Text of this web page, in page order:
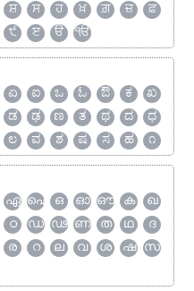
ਸ਼ ਸ ਹ ਖ਼ ਗ਼ ਜ਼
ਫ਼
੯ ੲ ੳ ੴ
ಏ ಐ ಒ ಓ ಔ ಕ
ಖ
ಡ ಢ ಣ ತ ಥ ದ
ಧ
ಲ ವ ಶ ಷ ಸ ಹ ೧
ഏ ഐ ഒ ഓ ഔ ക
ഖ
ഠ ഡ ഢ ണ ത ഥ
ദ
ര റ ല വ ശ ഷ
സ